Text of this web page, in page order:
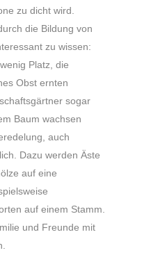
zu dicht wird.
die Bildung von
zu wissen:
Platz, die
Obst ernten
sogar
Baum wachsen
auch
Dazu werden Äste
auf eine
auf einem Stamm.
und Freunde mit